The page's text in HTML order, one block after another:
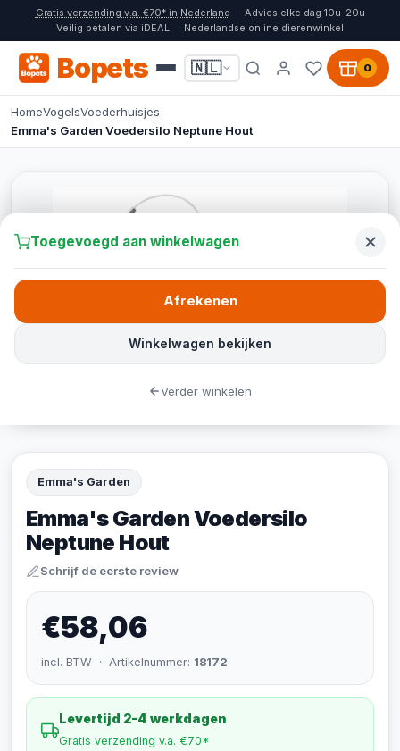
Gratis verzending v.a. €70* in Nederland
Advies elke dag 10u-20u
Veilig betalen via iDEAL
Nederlandse online dierenwinkel
Bopets 🇳🇱 0
HomeVogelsVoederhuisjes
Emma's Garden Voedersilo Neptune Hout
Emma's Garden
Emma's Garden Voedersilo
Neptune Hout
Schrijf de eerste review
€58,06
incl. BTW · Artikelnummer: 18172
Levertijd 2-4 werkdagen
Gratis verzending v.a. €70*
Toegevoegd aan winkelwagen
Winkelwagen bekijken
Afrekenen
Verder winkelen